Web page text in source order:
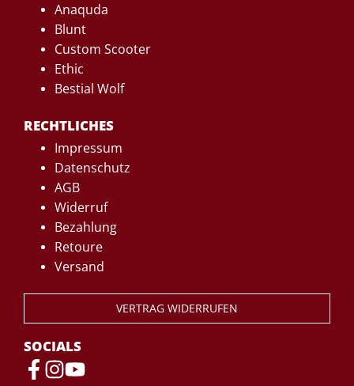
Anaquda
Blunt
Custom Scooter
Ethic
Bestial Wolf
RECHTLICHES
Impressum
Datenschutz
AGB
Widerruf
Bezahlung
Retoure
Versand
VERTRAG WIDERRUFEN
SOCIALS